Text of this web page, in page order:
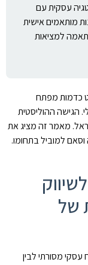
עסקית עם
מותאמים אישית
למציאות
כדמות מפתח
הגישה ההוליסטית
מאמר זה מציג את
למוביל בתחומו.
של
מסורתי לבין